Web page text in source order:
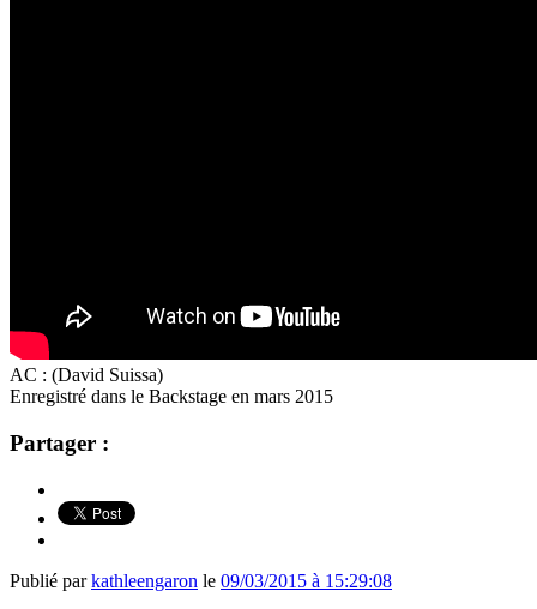
AC : (David Suissa)
Enregistré dans le Backstage en mars 2015
Partager :
Publié parkathleengaron le 09/03/2015 à 15:29:08